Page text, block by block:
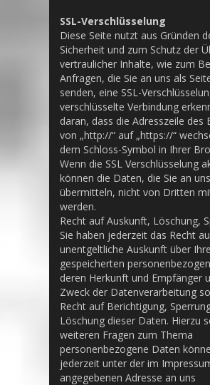
SSL-Verschlüsselung
Diese Seite nutzt aus Gründen
Sicherheit und zum Schutz der
vertraulicher Inhalte, wie zum
Anfragen, die Sie an uns als
senden, eine SSL-
verschlüsselte Verbindung
daran, dass die Adresszeile des
von „http://“ auf „https://“
dem Schloss-Symbol in Ihrer
Wenn die SSL Verschlüsselung
können die Daten, die Sie an uns
übermitteln, nicht von Dritten
werden.
Recht auf Auskunft, Löschung,
Sie haben jederzeit das Recht
unentgeltliche Auskunft über Ihre
gespeicherten
deren Herkunft und Empfänger
Zweck der Datenverarbeitung
Recht auf Berichtigung,
Löschung dieser Daten. Hierzu
weiteren Fragen zum Thema
personenbezogene Daten
jederzeit unter der im
angegebenen Adresse an uns